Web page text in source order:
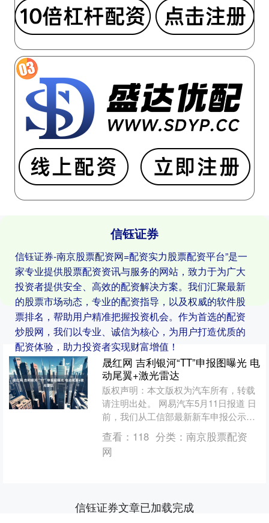
信钰证券
信钰证券-南京股票配资网=配资实力股票配资平台”是一
家专业提供股票配资资讯与服务的网站，致力于为广大
投资者提供安全、高效的配资解决方案。我们汇聚最新
的股票市场动态，专业的配资指导，以及权威的软件股
票排名，帮助用户精准把握投资机会。作为首选的配资
炒股网，我们以专业、诚信为核心，为用户打造优质的
配资体验，助力投资者实现财富增值！
晟红网 吉利银河“TT”申报图曝光 电
动尾翼+激光雷达
版权声明：本文版权为汽车所有，转载
请注明出处。 网易汽车5月11日报道 日
前，我们从工信部最新新车申报公示中
获悉，吉利银河旗下全新纯电轿跑车型
—— 内部代号银....
查看： 118 分类： 南京股票配资
网
信钰证券文章已加载完成